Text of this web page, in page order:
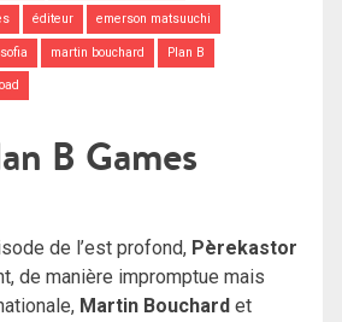
éditeur emerson matsuuchi
martin bouchard Plan B
B Games
de l’est profond, Pèrekastor
de manière impromptue mais
Martin Bouchard et